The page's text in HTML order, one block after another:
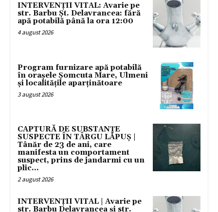
INTERVENȚII VITAL: Avarie pe
str. Barbu Șt. Delavrancea: fără
apă potabilă până la ora 12:00
4 august 2026
Program furnizare apă potabilă
în orașele Șomcuta Mare, Ulmeni
și localitățile aparținătoare
3 august 2026
CAPTURĂ DE SUBSTANȚE
SUSPECTE ÎN TÂRGU LĂPUȘ |
Tânăr de 23 de ani, care
manifesta un comportament
suspect, prins de jandarmi cu un
plic...
2 august 2026
INTERVENȚII VITAL | Avarie pe
str. Barbu Delavrancea și str.